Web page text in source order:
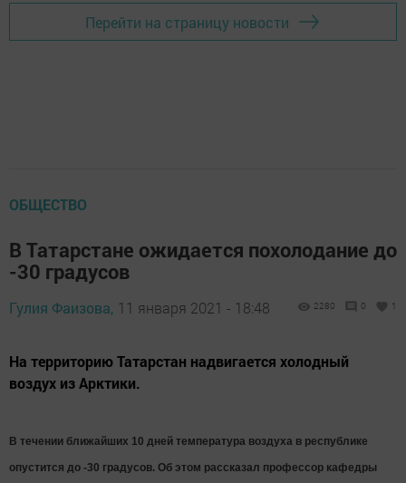
Перейти на страницу новости
ОБЩЕСТВО
В Татарстане ожидается похолодание до
-30 градусов
Гулия Фаизова, 11 января 2021 - 18:48 2280 0 1
На территорию Татарстан надвигается холодный
воздух из Арктики.
В течении ближайших 10 дней температура воздуха в республике
опустится до -30 градусов. Об этом рассказал профессор кафедры